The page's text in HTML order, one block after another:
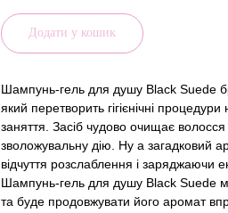
Додати у кошик
Шампунь-гель для душу Black Suede
який перетворить гігієнічні
заняття. Засіб чудово очищає
зволожувальну дію. Ну а загадковий
відчуття розслаблення і заряджаючи
Шампунь-гель для душу Black Suede
та буде продовжувати його аромат